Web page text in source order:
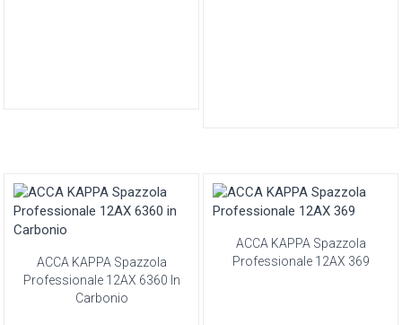
ACCA KAPPA Spazzola
Professionale 12AX 6360 In
Carbonio
ACCA KAPPA Spazzola
Professionale 12AX 369